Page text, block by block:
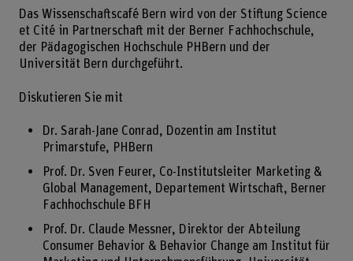
Das Wissenschaftscafé Bern wird von der Stiftung Science
et Cité in Partnerschaft mit der Berner Fachhochschule,
der Pädagogischen Hochschule PHBern und der
Universität Bern durchgeführt.
Diskutieren Sie mit
Dr. Sarah-Jane Conrad, Dozentin am Institut
Primarstufe, PHBern
Prof. Dr. Sven Feurer, Co-Institutsleiter Marketing &
Global Management, Departement Wirtschaft, Berner
Fachhochschule BFH
Prof. Dr. Claude Messner, Direktor der Abteilung
Consumer Behavior & Behavior Change am Institut für